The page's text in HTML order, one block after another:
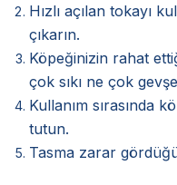
Hızlı açılan tokayı
çıkarın.
Köpeğinizin rahat
çok sıkı ne çok
Kullanım sırasında
tutun.
Tasma zarar